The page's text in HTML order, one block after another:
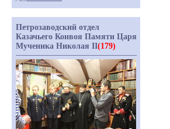
Петрозаводский отдел
Казачьего Конвоя Памяти Царя
Мученика Николая II(179)